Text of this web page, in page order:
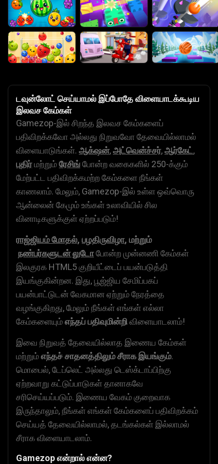
டவுன்லோட் செய்யாமல் இப்போதே விளையாடக்கூடிய
இலவச கேம்கள்
Gamezop-இல் சிறந்த இலவச கேம்களைப்
பதிவிறக்கவோ அல்லது நிறுவவோ தேவையில்லாமல்
விளையாடுங்கள். ஆக்‌ஷன்,அட்வென்ச்சர்,ஆர்கேட்,
புதிர்மற்றும்ரேசிங்போன்ற வகைகளில் 250-க்கும்
மேற்பட்ட பதிவிறக்கமற்ற கேம்களை நீங்கள்
காணலாம். மேலும், Gamezop-இல் உள்ள ஒவ்வொரு
ஆன்லைன் கேமும் உங்கள் உலாவியில் சில
வினாடிகளுக்குள் ஏற்றப்படும்!
ராஜ்ஜியம் மோதல், பழதிருவிழா, மற்றும்
நண்பர்களுடன் லுடோபோன்ற முன்னணி கேம்கள்
இலகுரக HTML5 குறியீட்டைப் பயன்படுத்தி
இயங்குகின்றன. இது, பூஜ்ஜிய சேமிப்பகப்
பயன்பாட்டுடன் வேகமான ஏற்றும் நேரத்தை
வழங்குகிறது, மேலும் நீங்கள் எங்கள் எல்லா
கேம்களையும்எந்தப் பதிவுமின்றிவிளையாடலாம்!
இவை நிறுவத் தேவையில்லாத இணைய கேம்கள்
மற்றும்எந்தச் சாதனத்திலும் சீராக இயங்கும்.
மொபைல், டேப்லெட் அல்லது டெஸ்க்டாப்பிற்கு
ஏற்றவாறு கட்டுப்பாடுகள் தானாகவே
சரிசெய்யப்படும். இணைய வேகம் குறைவாக
இருந்தாலும், நீங்கள் எங்கள் கேம்களைப் பதிவிறக்கம்
செய்யத் தேவையில்லாமல், தடங்கல்கள் இல்லாமல்
சீராக விளையாடலாம்.
Gamezop என்றால் என்ன?